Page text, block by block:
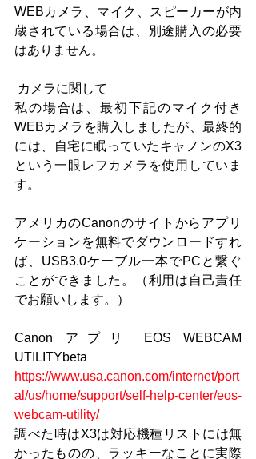
WEBカメラ、マイク、スピーカーが内
蔵されている場合は、別途購入の必要
はありません。
カメラに関して
私の場合は、最初下記のマイク付き
WEBカメラを購入しましたが、最終的
には、自宅に眠っていたキャノンのX3
という一眼レフカメラを使用していま
す。
アメリカのCanonのサイトからアプリ
ケーションを無料でダウンロードすれ
ば、USB3.0ケーブル一本でPCと繋ぐ
ことができました。（利用は自己責任
でお願いします。）
Canon アプリ EOS WEBCAM
UTILITYbeta
https://www.usa.canon.com/internet/port
al/us/home/support/self-help-center/eos-
webcam-utility/
調べた時はX3は対応機種リストには無
かったものの、ラッキーなことに実際